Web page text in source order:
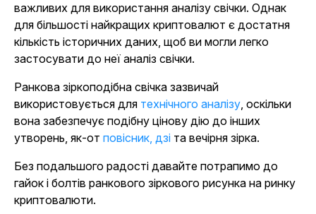
важливих для використання аналізу свічки. Однак
для більшості найкращих криптовалют є достатня
кількість історичних даних, щоб ви могли легко
застосувати до неї аналіз свічки.
Ранкова зіркоподібна свічка зазвичай
використовується для технічного аналізу, оскільки
вона забезпечує подібну цінову дію до інших
утворень, як-от повісник, дзі та вечірня зірка.
Без подальшого радості давайте потрапимо до
гайок і болтів ранкового зіркового рисунка на ринку
криптовалюти.